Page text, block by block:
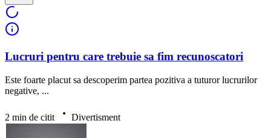
Lucruri pentru care trebuie sa fim recunoscatori
Este foarte placut sa descoperim partea pozitiva a tuturor lucrurilor
negative, ...
2 min de citit Divertisment